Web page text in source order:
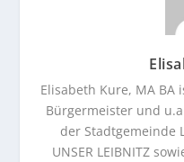
Elisabeth Kure, MA
Bürgermeister und
der Stadtgemeinde
UNSER LEIBNITZ